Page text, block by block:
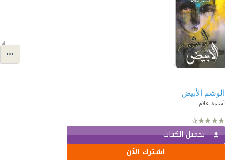
الوشم الأبيض
أسامة علام
تحميل الكتاب
اشترك الآن